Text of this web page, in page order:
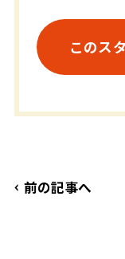
このス
前の記事へ